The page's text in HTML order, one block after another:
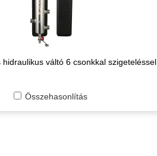
hidraulikus váltó 6 csonkkal szigeteléssel
Összehasonlítás